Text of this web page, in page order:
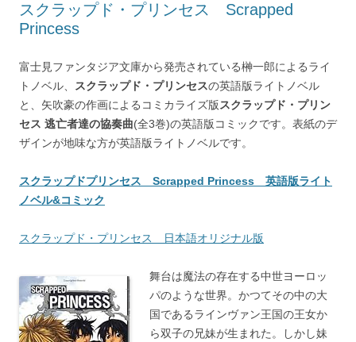
スクラップド・プリンセス Scrapped
Princess
富士見ファンタジア文庫から発売されている榊一郎によるライ
トノベル、
スクラップド・プリンセスの英語版ライトノベル
と、矢吹豪の作画によるコミカライズ版スクラップド・プリン
セス 逃亡者達の協奏曲(全3巻)の英語版コミックです。表紙のデ
ザインが地味な方が英語版ライトノベルです。
スクラップドプリンセス Scrapped Princess 英語版ライト
ノベル&コミック
スクラップド・プリンセス 日本語オリジナル版
舞台は魔法の存在する中世ヨーロッ
パのような世界。かつてその中の大
国であるラインヴァン王国の王女か
ら双子の兄妹が生まれた。しかし妹